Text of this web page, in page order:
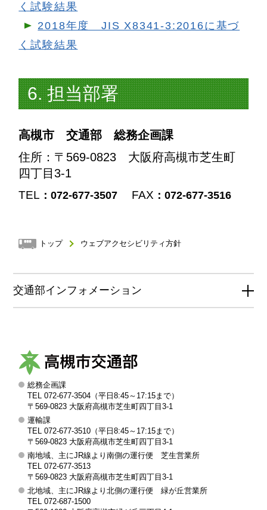
く試験結果
2018年度 JIS X8341-3:2016に基づ
く試験結果
6. 担当部署
高槻市 交通部 総務企画課
住所 ：〒569-0823 大阪府高槻市芝生町
四丁目3-1
TEL ：072-677-3507 FAX ：072-677-3516
トップ ウェブアクセシビリティ方針
交通部インフォメーション
槻
交
通
部
総務企画課
TEL 072-677-3504（平日8:45～17:15まで）
〒569-0823 大阪府高槻市芝生町四丁目3-1
運輸課
TEL 072-677-3510（平日8:45～17:15まで）
〒569-0823 大阪府高槻市芝生町四丁目3-1
南地域、主にJR線より南側の運行便 芝生営業所
TEL 072-677-3513
〒569-0823 大阪府高槻市芝生町四丁目3-1
北地域、主にJR線より北側の運行便 緑が丘営業所
TEL 072-687-1500